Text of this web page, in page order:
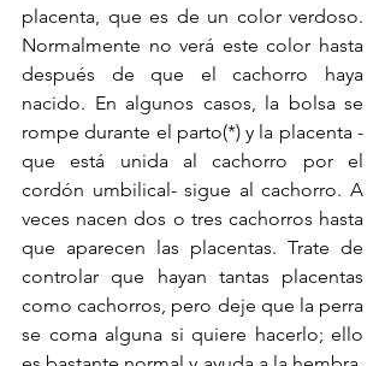
placenta, que es de un color verdoso.
Normalmente no verá este color hasta
después de que el cachorro haya
nacido. En algunos casos, la bolsa se
rompe durante el parto(*) y la placenta -
que está unida al cachorro por el
cordón umbilical- sigue al cachorro. A
veces nacen dos o tres cachorros hasta
que aparecen las placentas. Trate de
controlar que hayan tantas placentas
como cachorros, pero deje que la perra
se coma alguna si quiere hacerlo; ello